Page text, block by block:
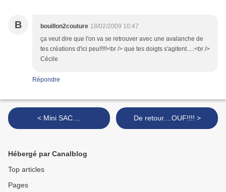
B bouillon2couture 18/02/2009 10:47
ça veut dire que l'on va se retrouver avec une avalanche de
tes créations d'ici peu!!!!!<br /> que tes doigts s'agitent.....<br />
Cécile
Répondre
< Mini SAC.... De retour....OUF!!!! >
Hébergé par Canalblog
Top articles
Pages